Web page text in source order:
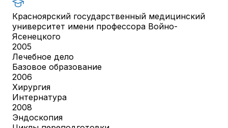
Красноярский государственный медицинский
университет имени профессора Войно-
Ясенецкого
2005
Лечебное дело
Базовое образование
2006
Хирургия
Интернатура
2008
Эндоскопия